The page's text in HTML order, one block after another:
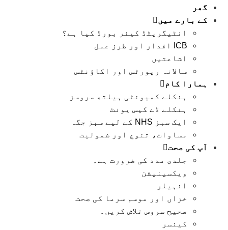
گھر
کے بارے میں
انٹیگریٹڈ کیئر بورڈ کیا ہے؟
ICB اقدار اور طرز عمل
اشاعتیں
سالانہ رپورٹس اور اکاؤنٹس
ہمارا کام
ہنکلے کمیونٹی ہیلتھ سروسز
ہنکلے ڈے کیس یونٹ
ایک سبز NHS کے لیے سبز جگہ
مساوات، تنوع اور شمولیت
آپ کی صحت
جلدی مدد کی ضرورت ہے۔
ویکسینیشن
انہیلر
خزاں اور موسم سرما کی صحت
صحیح سروس تلاش کریں۔
کینسر